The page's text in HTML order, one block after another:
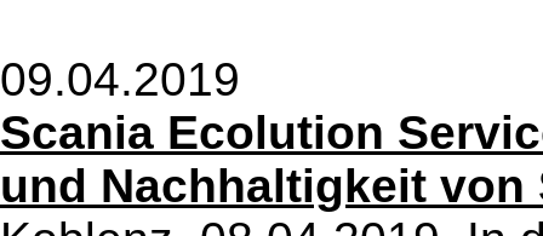
09.04.2019
Scania Ecolution
und Nachhaltigkeit von